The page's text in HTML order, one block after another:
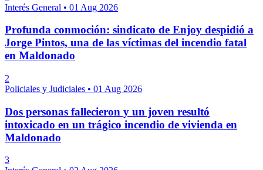
Interés General • 01 Aug 2026
Profunda conmoción: sindicato de Enjoy despidió a
Jorge Pintos, una de las víctimas del incendio fatal
en Maldonado
2
Policiales y Judiciales • 01 Aug 2026
Dos personas fallecieron y un joven resultó
intoxicado en un trágico incendio de vivienda en
Maldonado
3